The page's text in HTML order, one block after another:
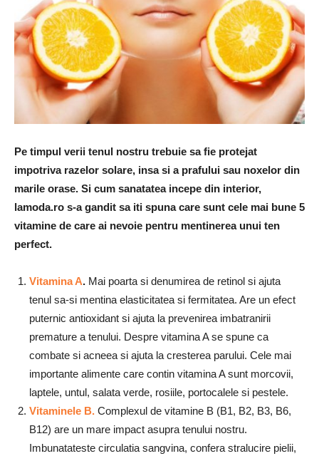
Pe timpul verii tenul nostru trebuie sa fie protejat
impotriva razelor solare, insa si a prafului sau noxelor din
marile orase. Si cum sanatatea incepe din interior,
lamoda.ro s-a gandit sa iti spuna care sunt cele mai bune 5
vitamine de care ai nevoie pentru mentinerea unui ten
perfect.
Vitamina A. Mai poarta si denumirea de retinol si ajuta
tenul sa-si mentina elasticitatea si fermitatea. Are un efect
puternic antioxidant si ajuta la prevenirea imbatranirii
premature a tenului. Despre vitamina A se spune ca
combate si acneea si ajuta la cresterea parului. Cele mai
importante alimente care contin vitamina A sunt morcovii,
laptele, untul, salata verde, rosiile, portocalele si pestele.
Vitaminele B. Complexul de vitamine B (B1, B2, B3, B6,
B12) are un mare impact asupra tenului nostru.
Imbunatateste circulatia sangvina, confera stralucire pielii,